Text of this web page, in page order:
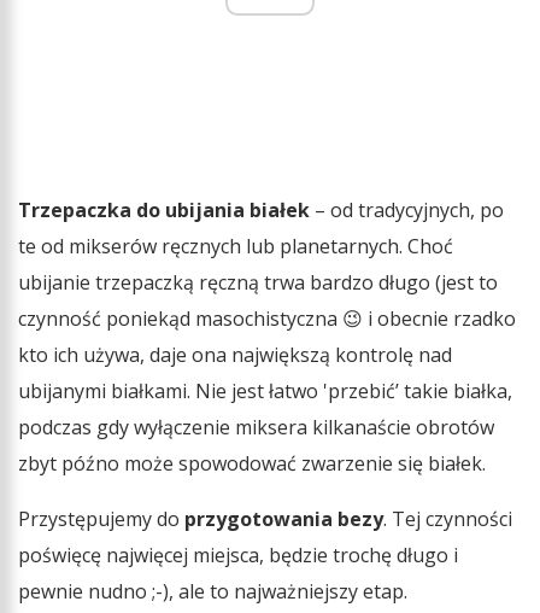
Trzepaczka do ubijania białek – od tradycyjnych, po
te od mikserów ręcznych lub planetarnych. Choć
ubijanie trzepaczką ręczną trwa bardzo długo (jest to
czynność poniekąd masochistyczna 😉 i obecnie rzadko
kto ich używa, daje ona największą kontrolę nad
ubijanymi białkami. Nie jest łatwo 'przebić’ takie białka,
podczas gdy wyłączenie miksera kilkanaście obrotów
zbyt późno może spowodować zwarzenie się białek.
Przystępujemy do przygotowania bezy. Tej czynności
poświęcę najwięcej miejsca, będzie trochę długo i
pewnie nudno ;-), ale to najważniejszy etap.